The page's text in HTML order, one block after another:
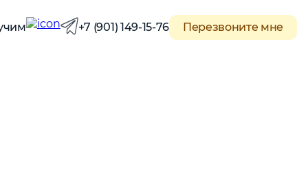
+7 (901) 149-15-76 Перезвоните мне